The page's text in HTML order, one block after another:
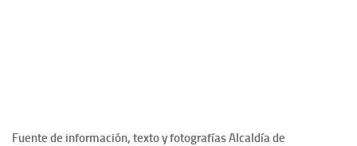
Fuente de información, texto y fotografías Alcaldía de